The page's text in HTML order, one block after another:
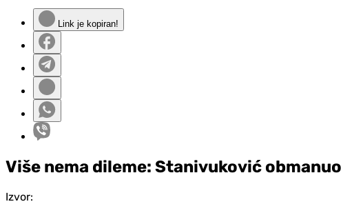
Link je kopiran!
Više nema dileme: Stanivuković
Izvor: